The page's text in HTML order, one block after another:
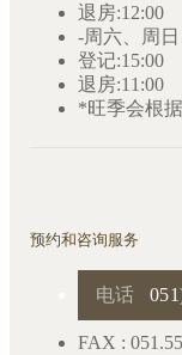
退房:12:00
-周六、周日
登记:15:00
退房:11:00
*旺季会根
预约和咨询服务
电话
FAX :